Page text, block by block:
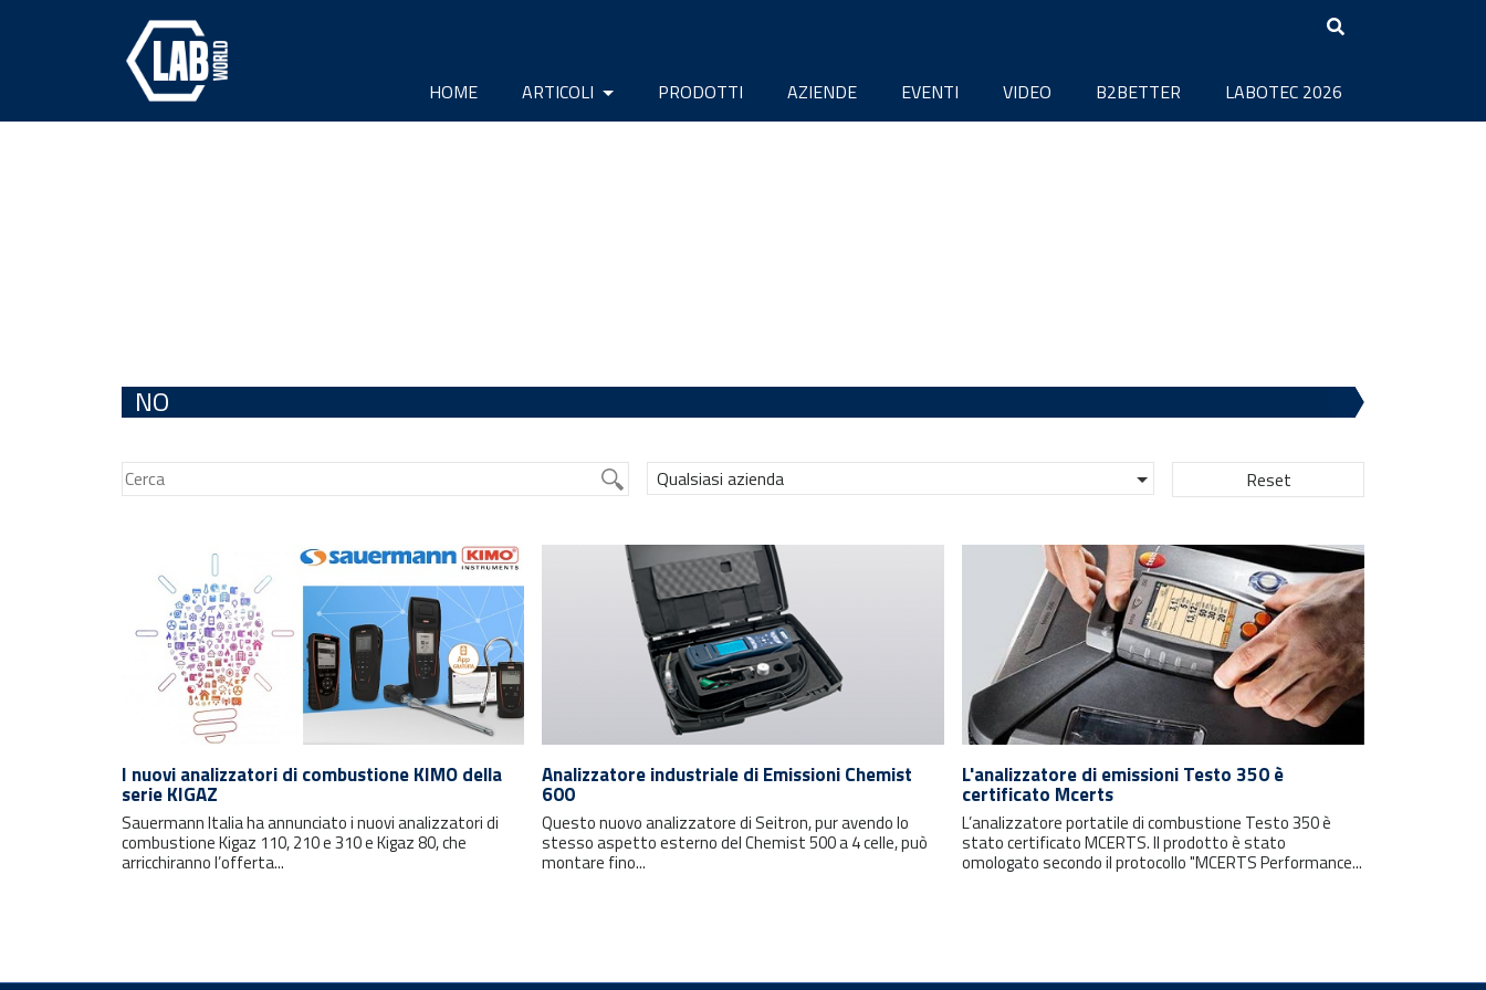
HOME ARTICOLI PRODOTTI AZIENDE EVENTI VIDEO B2BETTER LABOTEC 2026
NO
Qualsiasi azienda Reset
I nuovi analizzatori di combustione KIMO della
serie KIGAZ
Sauermann Italia ha annunciato i nuovi analizzatori di
combustione Kigaz 110, 210 e 310 e Kigaz 80, che
arricchiranno l’offerta...
Analizzatore industriale di Emissioni Chemist
600
Questo nuovo analizzatore di Seitron, pur avendo lo
stesso aspetto esterno del Chemist 500 a 4 celle, può
montare fino...
L'analizzatore di emissioni Testo 350 è
certificato Mcerts
L’analizzatore portatile di combustione Testo 350 è
stato certificato MCERTS. Il prodotto è stato
omologato secondo il protocollo "MCERTS Performance...
Rimani sempre aggiornato con le
ultime notizie e i prossimi eventi.